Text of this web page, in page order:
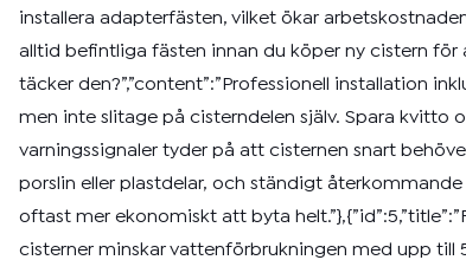
installera adapterfästen, vilket ökar
alltid befintliga fästen innan du köper ny cistern för
täcker den?”,”content”:”Professionell installation
men inte slitage på cisterndelen själv. Spara kvitto
varningssignaler tyder på att cisternen snart
porslin eller plastdelar, och ständigt
oftast mer ekonomiskt att byta
cisterner minskar vattenförbrukningen med upp till